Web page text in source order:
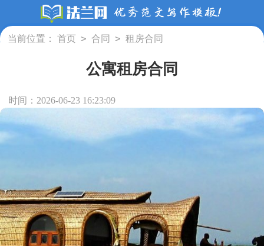
当前位置： 首页 > 合同 > 租房合同
公寓租房合同
时间：2026-06-23 16:23:09